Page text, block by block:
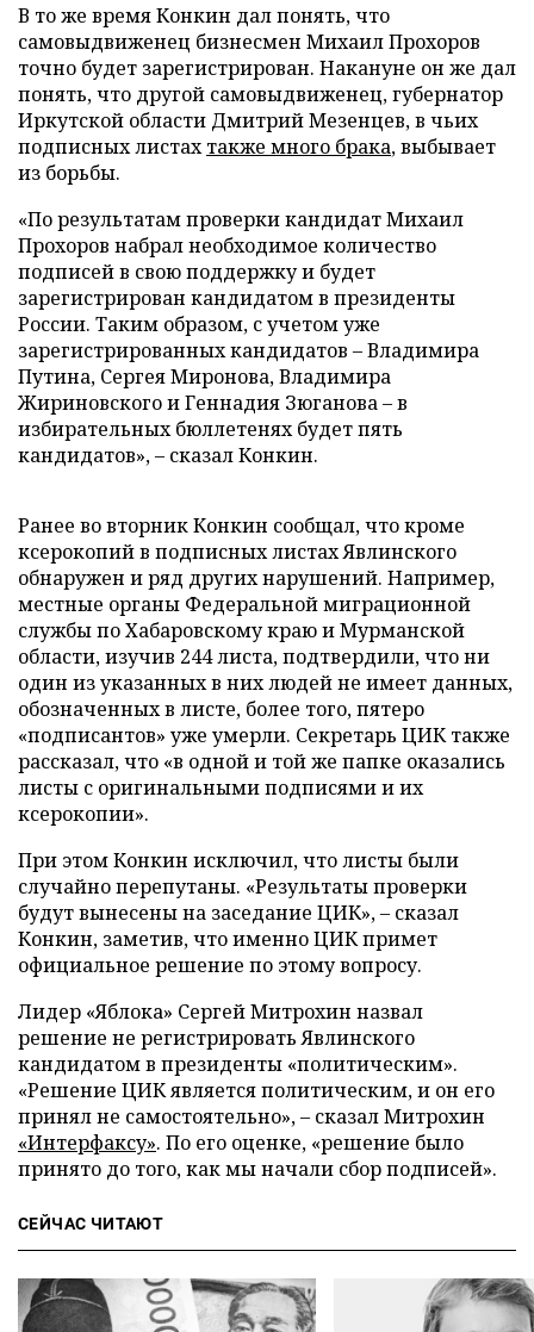
В то же время Конкин дал понять, что
самовыдвиженец бизнесмен Михаил Прохоров
точно будет зарегистрирован. Накануне он же дал
понять, что другой самовыдвиженец, губернатор
Иркутской области Дмитрий Мезенцев, в чьих
подписных листахтакже много брака, выбывает
из борьбы.
«По результатам проверки кандидат Михаил
Прохоров набрал необходимое количество
подписей в свою поддержку и будет
зарегистрирован кандидатом в президенты
России. Таким образом, с учетом уже
зарегистрированных кандидатов – Владимира
Путина, Сергея Миронова, Владимира
Жириновского и Геннадия Зюганова – в
избирательных бюллетенях будет пять
кандидатов», – сказал Конкин.
Ранее во вторник Конкин сообщал, что кроме
ксерокопий в подписных листах Явлинского
обнаружен и ряд других нарушений. Например,
местные органы Федеральной миграционной
службы по Хабаровскому краю и Мурманской
области, изучив 244 листа, подтвердили, что ни
один из указанных в них людей не имеет данных,
обозначенных в листе, более того, пятеро
«подписантов» уже умерли. Секретарь ЦИК также
рассказал, что «в одной и той же папке оказались
листы с оригинальными подписями и их
ксерокопии».
При этом Конкин исключил, что листы были
случайно перепутаны. «Результаты проверки
будут вынесены на заседание ЦИК», – сказал
Конкин, заметив, что именно ЦИК примет
официальное решение по этому вопросу.
Лидер «Яблока» Сергей Митрохин назвал
решение не регистрировать Явлинского
кандидатом в президенты «политическим».
«Решение ЦИК является политическим, и он его
принял не самостоятельно», – сказал Митрохин
«Интерфаксу». По его оценке, «решение было
принято до того, как мы начали сбор подписей».
СЕЙЧАС ЧИТАЮТ